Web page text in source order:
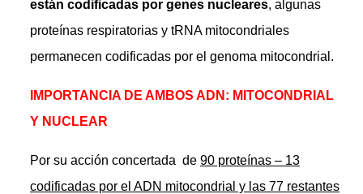
están codificadas por genes nucleares, algunas
proteínas respiratorias y tRNA mitocondriales
permanecen codificadas por el genoma mitocondrial.
IMPORTANCIA DE AMBOS ADN: MITOCONDRIAL
Y NUCLEAR
Por su acción concertada de 90 proteínas – 13
codificadas por el ADN mitocondrial y las 77 restantes